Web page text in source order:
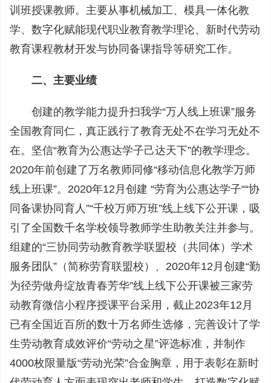
训班授课教师。主要从事机械加工、模具一体化教
学、数字化赋能现代职业教育教学理论、新时代劳动
教育课程教材开发与协同备课指导等研究工作。
二、主要业绩
创建的教学能力提升扫我学“万人线上班课”服务
全国教育同仁，真正践行了教育无处不在学习无处不
在。坚信“教育为公惠达学子己达天下”的教学理念。
2020年前创建了万名教师同修“移动信息化教学万师
线上班课”。2020年12月创建 “劳育为公惠达学子““协
同备课协同育人”“千校万师万班”线上线下公开课，吸
引了全国数千名学校领导教师学生助教关注并参与。
组建的“三协同劳动教育教学联盟校（共同体）学术
服务团队”（简称劳育联盟校）、2020年12月创建“勤
为径劳做舟绽放青春芳华”线上线下公开课被三家劳
动教育微信小程序授课平台采用，截止2023年12月
已有全国近百所的数十万名师生选修，完善设计了学
生劳动教育成效评价“劳动之星”评选标准，并制作
4000枚限量版“劳动光荣”合金胸章，用于表彰在新时